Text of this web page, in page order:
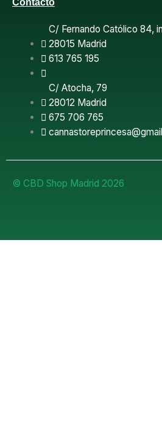
k
Contacto
C/ Fernando Católico 84,
28015 Madrid
613 765 195
C/ Atocha, 79
28012 Madrid
675 706 765
© CBD Shop Madrid 2026